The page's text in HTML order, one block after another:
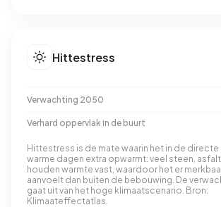
Hittestress
Verwachting 2050
Verhard oppervlak in de buurt
Hittestress is de mate waarin het in de
warme dagen extra opwarmt: veel steen,
houden warmte vast, waardoor het er
aanvoelt dan buiten de bebouwing. De
gaat uit van het hoge klimaatscenario. Bron:
Klimaateffectatlas.